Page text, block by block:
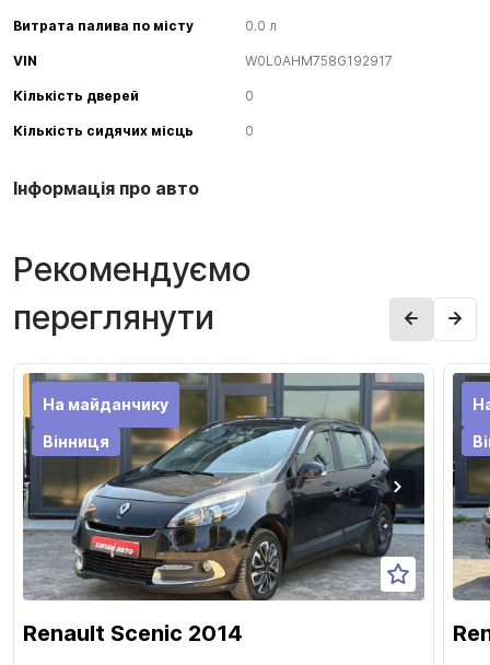
Інформація про авто
Витрата палива по місту 0.0 л
VIN W0L0AHM758G192917
Кількість дверей 0
Кількість сидячих місць 0
Рекомендуємо
переглянути
На майданчику
Вінниця
Renault Scenic 2014